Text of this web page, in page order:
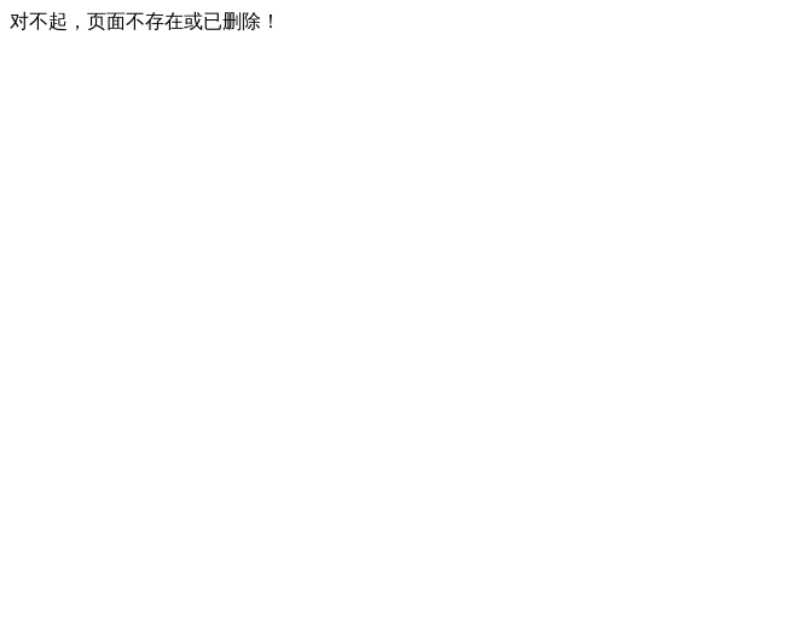
对不起，页面不存在或已删除！